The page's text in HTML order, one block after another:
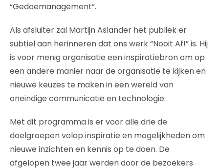
“Gedoemanagement”.
Als afsluiter zal Martijn Aslander het publiek er
subtiel aan herinneren dat ons werk “Nooit Af!” is. Hij
is voor menig organisatie een inspiratiebron om op
een andere manier naar de organisatie te kijken en
nieuwe keuzes te maken in een wereld van
oneindige communicatie en technologie.
Met dit programma is er voor alle drie de
doelgroepen volop inspiratie en mogelijkheden om
nieuwe inzichten en kennis op te doen. De
afgelopen twee jaar werden door de bezoekers